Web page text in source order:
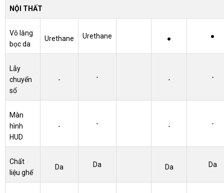
NỘI THẤT
Vô lăng
bọc da
Urethane Urethane ● ●
Lẫy
chuyển
số
- - - -
Màn
hình
HUD
- - - -
Chất
liệu ghế
Da Da Da Da